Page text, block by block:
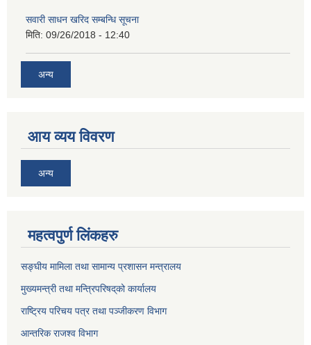
सवारी साधन खरिद सम्बन्धि सूचना
मिति: 09/26/2018 - 12:40
अन्य
आय व्यय विवरण
अन्य
महत्वपुर्ण लिंकहरु
सङ्घीय मामिला तथा सामान्य प्रशासन मन्त्रालय
मुख्यमन्त्री तथा मन्त्रिपरिषद्‌को कार्यालय
राष्ट्रिय परिचय पत्र तथा पञ्जीकरण विभाग
आन्तरिक राजश्व विभाग